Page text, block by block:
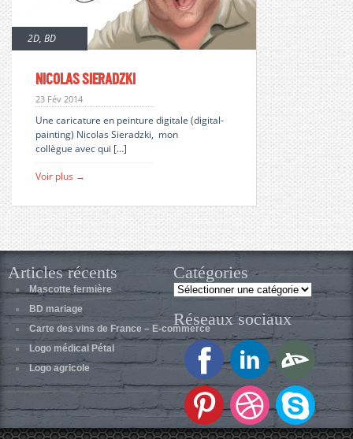
2D, BD
Nicolas Sieradzki
23 Fév 2014
Une caricature en peinture digitale (digital-
painting) Nicolas Sieradzki, mon
collègue avec qui […]
Voir plus →
Articles récents
Mascotte fermière
BD mariage
Carte des vins de France – E-commerce
Logo médical Pétal
Logo agricole
Catégories
Catégories
Réseaux sociaux